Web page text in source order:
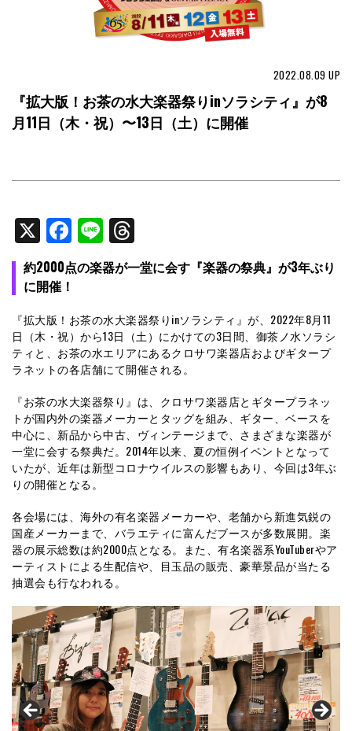
2022.08.09 UP
『拡大版！お茶の水大楽器祭りinソラシティ』が8
月11日（木・祝）〜13日（土）に開催
X Facebook
Line
約2000点の楽器が一堂に会す『楽器の祭典』が3年ぶり
に開催！
『拡大版！お茶の水大楽器祭りinソラシティ』が、2022年8月11
日（木・祝）から13日（土）にかけての3日間、御茶ノ水ソラシ
ティと、お茶の水エリアにあるクロサワ楽器店およびギタープ
ラネットの各店舗にて開催される。
『お茶の水大楽器祭り』は、クロサワ楽器店とギタープラネッ
トが国内外の楽器メーカーとタッグを組み、ギター、ベースを
中心に、新品から中古、ヴィンテージまで、さまざまな楽器が
一堂に会する祭典だ。2014年以来、夏の恒例イベントとなって
いたが、近年は新型コロナウイルスの影響もあり、今回は3年ぶ
りの開催となる。
各会場には、海外の有名楽器メーカーや、老舗から新進気鋭の
国産メーカーまで、バラエティに富んだブースが多数展開。楽
器の展示総数は約2000点となる。また、有名楽器系YouTuberやア
ーティストによる生配信や、目玉品の販売、豪華景品が当たる
抽選会も行なわれる。